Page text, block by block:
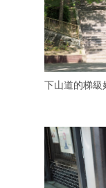
下山道的梯級